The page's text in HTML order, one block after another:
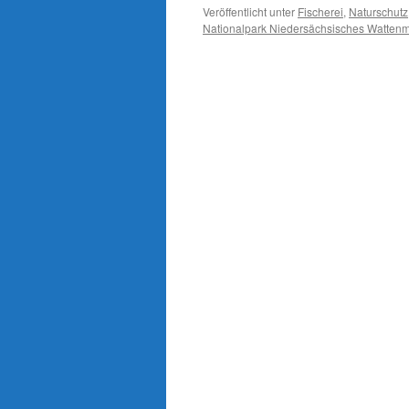
Veröffentlicht unter Fischerei, Naturschutz
Nationalpark Niedersächsisches